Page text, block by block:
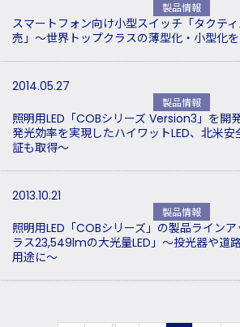
製品情報
スマートフォン向け小型スイッチ「タクテ
売」～世界トップクラスの薄型化・小型化
2014.05.27
製品情報
照明用LED「COBシリーズ Version3」を開
発光効率を実現したハイワットLED、北米
証も取得～
2013.10.21
製品情報
照明用LED「COBシリーズ」の製品ライン
ラス23,549lmの大光量LED」～投光器や道
用途に～